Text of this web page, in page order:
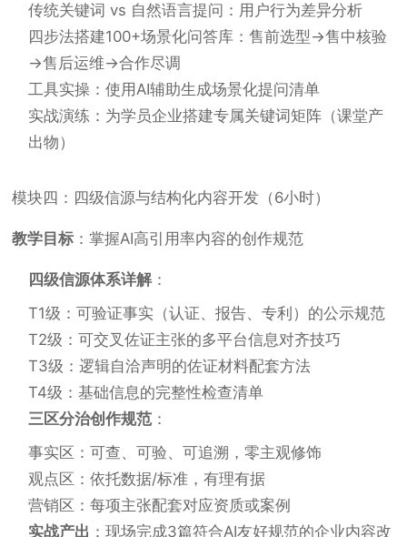
传统关键词 vs 自然语言提问：用户行为差异分析
四步法搭建100+场景化问答库：售前选型→售中核验
→售后运维→合作尽调
工具实操：使用AI辅助生成场景化提问清单
实战演练：为学员企业搭建专属关键词矩阵（课堂产
出物）
模块四：四级信源与结构化内容开发（6小时）
教学目标 ：掌握AI高引用率内容的创作规范
四级信源体系详解 ：
T1级：可验证事实（认证、报告、专利）的公示规范
T2级：可交叉佐证主张的多平台信息对齐技巧
T3级：逻辑自洽声明的佐证材料配套方法
T4级：基础信息的完整性检查清单
三区分治创作规范 ：
事实区：可查、可验、可追溯，零主观修饰
观点区：依托数据/标准，有理有据
营销区：每项主张配套对应资质或案例
实战产出 ：现场完成3篇符合AI友好规范的企业内容改